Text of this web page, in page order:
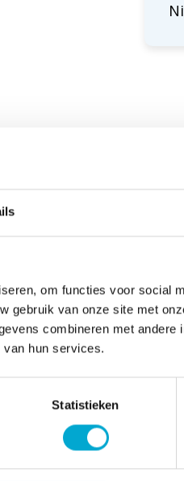
om functies voor social
gebruik van onze site met
combineren met andere
hun services.
Statistieken